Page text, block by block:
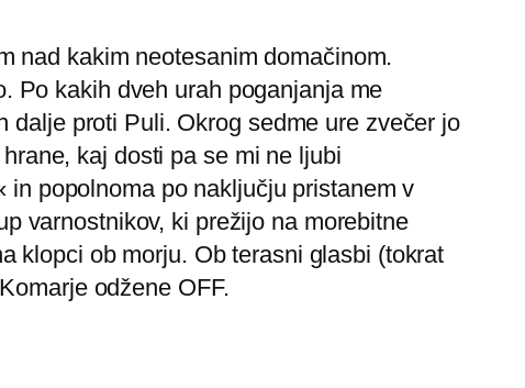
nad kakim neotesanim domačinom.
Po kakih dveh urah poganjanja me
proti Puli. Okrog sedme ure zvečer jo
kaj dosti pa se mi ne ljubi
popolnoma po naključju pristanem v
varnostnikov, ki prežijo na morebitne
klopci ob morju. Ob terasni glasbi (tokrat
odžene OFF.